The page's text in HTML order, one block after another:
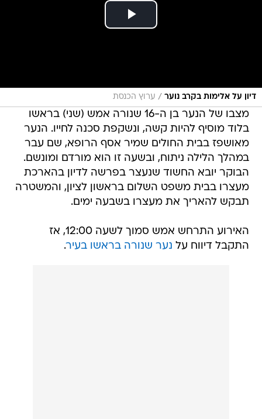
דיון על אלימות בקרב נוער / ערוץ הכנסת
מצבו של הנער בן ה-16 שנורה אמש (שני) בראשו
בלוד מוסיף להיות קשה, ונשקפת סכנה לחייו. הנער
מאושפז בבית החולים שמיר אסף הרופא, שם עבר
במהלך הלילה ניתוח, ובשעה זו הוא מורדם ומונשם.
הבוקר יובא החשוד שנעצר בפרשה לדיון בהארכת
מעצרו בבית משפט השלום בראשון לציון, והמשטרה
תבקש להאריך את מעצרו בשבעה ימים.
האירוע התרחש אמש סמוך לשעה 12:00, אז
התקבל דיווח על נער שנורה בראשו בעיר.